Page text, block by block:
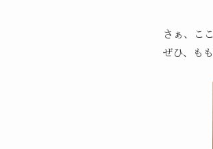
さぁ、こ
ぜひ、も